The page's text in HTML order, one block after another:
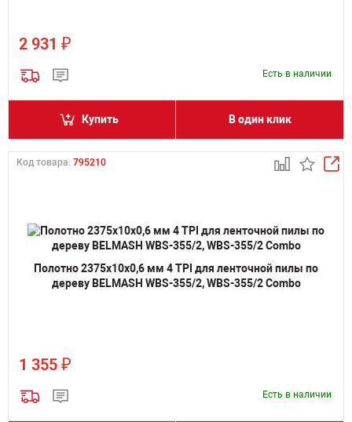
2 931 ₽
Есть в наличии
Купить В один клик
Код товара: 795210
Полотно 2375х10х0,6 мм 4 TPI для ленточной пилы по
дереву BELMASH WBS-355/2, WBS-355/2 Combo
1 355 ₽
Есть в наличии